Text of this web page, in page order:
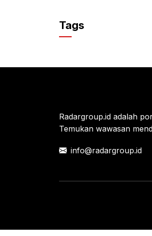
c
e
o
p
Tags
Radargroup.id adalah
Temukan wawasan
info@radargroup.id